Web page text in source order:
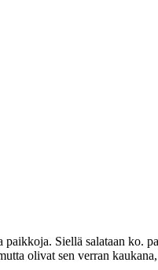
Siellä salataan ko.
olivat sen verran kaukana,